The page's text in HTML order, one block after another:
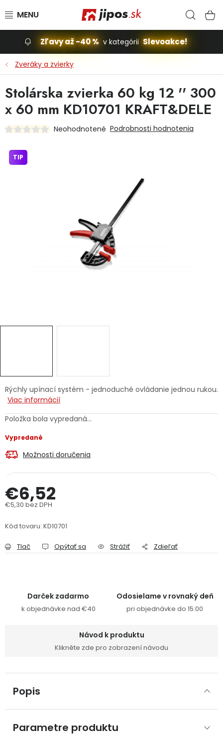
Slevoakce
Stavba, dom
Dielňa
Príslušenstvo pre automobily
Vybavenie a hračky pre deti
Ochranné pracovné pomôcky
Servis náradia Hodnotenie obchodu
Doprava a platba
Reklamačný formulár
Zľavy až -40 % v kategórii Slevoakce!
Zveráky a zvierky
Rýchly upínací systém - jednoduché ovládanie jednou rukou.
Viac informácií
Položka bola vypredaná…
Vypredané
Možnosti doručenia
€6,52
€5,30 bez DPH
Kód tovaru: KD10701
Tlač Opýtať sa Strážiť Zdieľať
Stolárska zvierka 60 kg 12 '' 300
x 60 mm KD10701 KRAFT&DELE
Neohodnotené Podrobnosti hodnotenia
TIP
Darček zadarmo
k objednávke nad €40
Odosielame v rovnaký deň
pri objednávke do 15:00
Návod k produktu
Klikněte zde pro zobrazení návodu
Popis
Parametre produktu